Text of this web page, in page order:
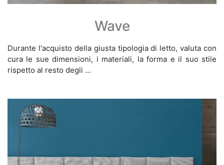
Wave
Durante l'acquisto della giusta tipologia di letto, valuta con
cura le sue dimensioni, i materiali, la forma e il suo stile
rispetto al resto degli ...